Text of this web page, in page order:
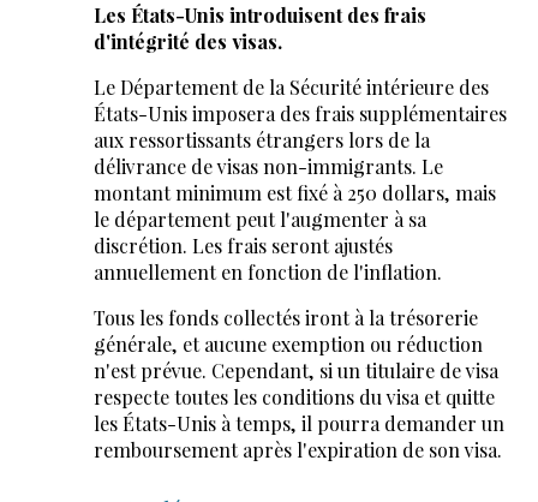
Les États-Unis introduisent des frais
d'intégrité des visas.
Le Département de la Sécurité intérieure des
États-Unis imposera des frais supplémentaires
aux ressortissants étrangers lors de la
délivrance de visas non-immigrants. Le
montant minimum est fixé à 250 dollars, mais
le département peut l'augmenter à sa
discrétion. Les frais seront ajustés
annuellement en fonction de l'inflation.
Tous les fonds collectés iront à la trésorerie
générale, et aucune exemption ou réduction
n'est prévue. Cependant, si un titulaire de visa
respecte toutes les conditions du visa et quitte
les États-Unis à temps, il pourra demander un
remboursement après l'expiration de son visa.